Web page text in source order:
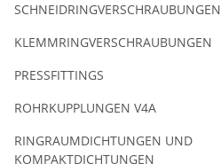
SCHNEIDRINGVERSCHRAUBUNGEN
KLEMMRINGVERSCHRAUBUNGEN
PRESSFITTINGS
ROHRKUPPLUNGEN V4A
RINGRAUMDICHTUNGEN UND
KOMPAKTDICHTUNGEN